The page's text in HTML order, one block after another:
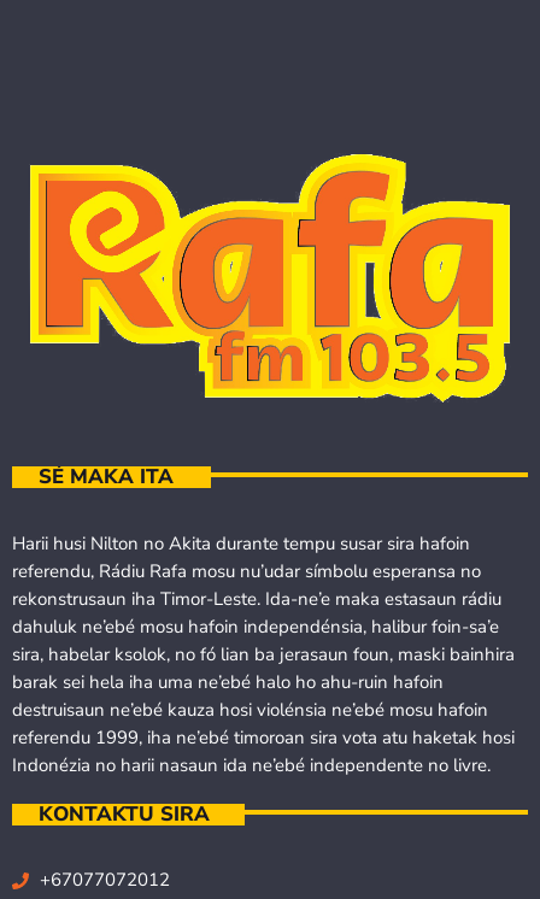
SÉ MAKA ITA
Harii husi Nilton no Akita durante tempu susar sira hafoin
referendu, Rádiu Rafa mosu nu’udar símbolu esperansa no
rekonstrusaun iha Timor-Leste. Ida-ne’e maka estasaun rádiu
dahuluk ne’ebé mosu hafoin independénsia, halibur foin-sa’e
sira, habelar ksolok, no fó lian ba jerasaun foun, maski bainhira
barak sei hela iha uma ne’ebé halo ho ahu-ruin hafoin
destruisaun ne’ebé kauza hosi violénsia ne’ebé mosu hafoin
referendu 1999, iha ne’ebé timoroan sira vota atu haketak hosi
Indonézia no harii nasaun ida ne’ebé independente no livre.
KONTAKTU SIRA
+67077072012